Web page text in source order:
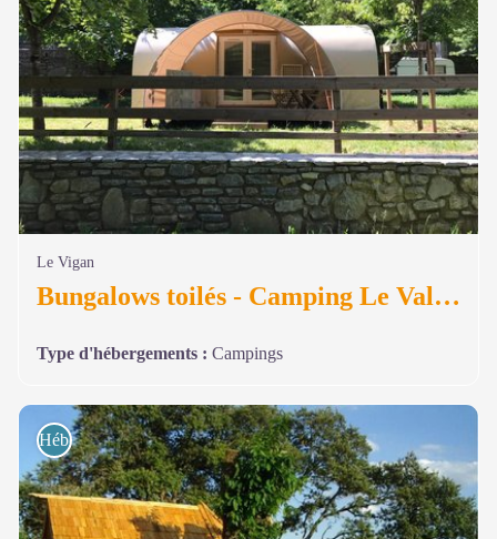
Le Vigan
Bungalows toilés - Camping Le Val de l'Arre
Type d'hébergements : Campings
Hébergements